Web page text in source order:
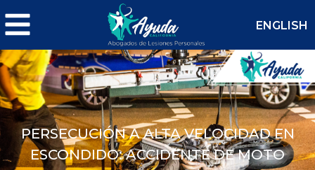
ENGLISH
PERSECUCIÓN A ALTA VELOCIDAD EN
ESCONDIDO: ACCIDENTE DE MOTO